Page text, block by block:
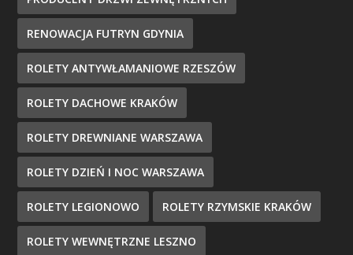
RENOWACJA FUTRYN GDYNIA
ROLETY ANTYWŁAMANIOWE RZESZÓW
ROLETY DACHOWE KRAKÓW
ROLETY DREWNIANE WARSZAWA
ROLETY DZIEŃ I NOC WARSZAWA
ROLETY LEGIONOWO ROLETY RZYMSKIE KRAKÓW
ROLETY WEWNĘTRZNE LESZNO